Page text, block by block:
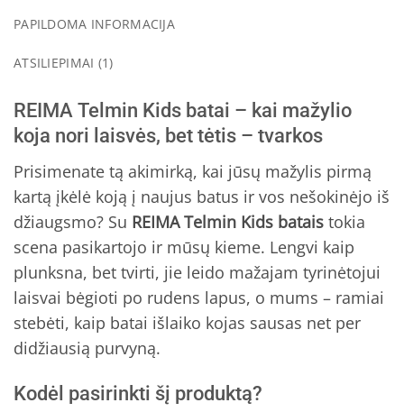
PAPILDOMA INFORMACIJA
ATSILIEPIMAI (1)
REIMA Telmin Kids batai – kai mažylio
koja nori laisvės, bet tėtis – tvarkos
Prisimenate tą akimirką, kai jūsų mažylis pirmą
kartą įkėlė koją į naujus batus ir vos nešokinėjo iš
džiaugsmo? Su REIMA Telmin Kids batais tokia
scena pasikartojo ir mūsų kieme. Lengvi kaip
plunksna, bet tvirti, jie leido mažajam tyrinėtojui
laisvai bėgioti po rudens lapus, o mums – ramiai
stebėti, kaip batai išlaiko kojas sausas net per
didžiausią purvyną.
Kodėl pasirinkti šį produktą?